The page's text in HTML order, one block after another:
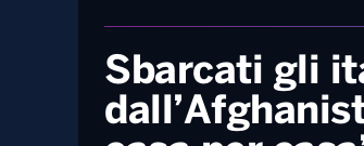
Sbarcati gli